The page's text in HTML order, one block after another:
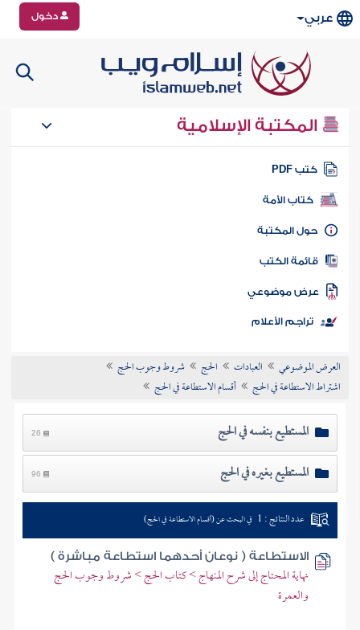
عربي دخول
المكتبة الإسلامية
كتب PDF
كتاب الأمة
المكتبة
الكتب
موضوعي
تراجم الأعلام
العرض الموضوعي العبادات الحج
شروط وجوب الحج
اشتراط الاستطاعة في الحج
أقسام الاستطاعة في الحج
المستطيع بنفسه في الحج 26
المستطيع بغيره في الحج 96
عدد النتائج : 1 في البحث عن (أقسام الاستطاعة في الحج)
الاستطاعة ( نوعان أحدهما استطاعة مباشرة )
نهاية المحتاج إلى شرح المنهاج > كتاب الحج > شروط وجوب الحج
والعمرة